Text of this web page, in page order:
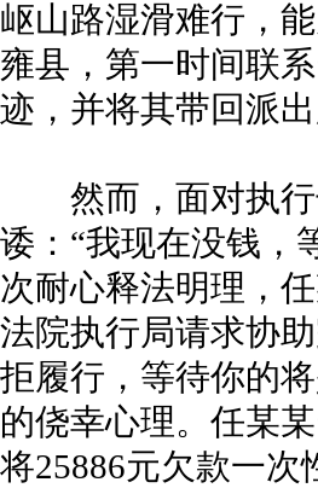
岖山路湿滑难行，
雍县，第一时间联
迹，并将其带回派出
然而，面对执行
诿：“我现在没钱，
次耐心释法明理，
法院执行局请求协
拒履行，等待你的
的侥幸心理。任某
将25886元欠款一次